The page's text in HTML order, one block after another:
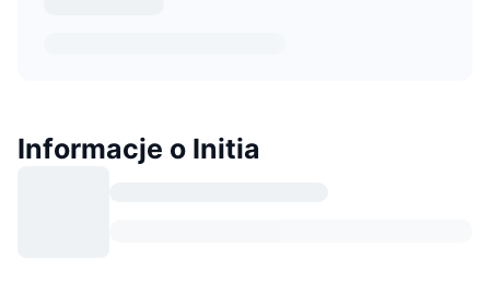
Informacje o Initia